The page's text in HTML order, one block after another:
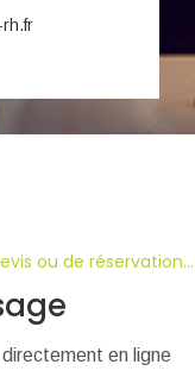
ou de réservation...
en ligne